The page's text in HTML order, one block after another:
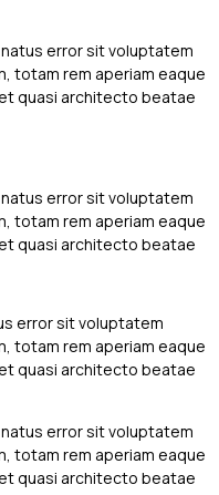
error sit voluptatem
totam rem aperiam eaque
quasi architecto beatae
error sit voluptatem
totam rem aperiam eaque
quasi architecto beatae
error sit voluptatem
totam rem aperiam eaque
quasi architecto beatae
error sit voluptatem
totam rem aperiam eaque
quasi architecto beatae